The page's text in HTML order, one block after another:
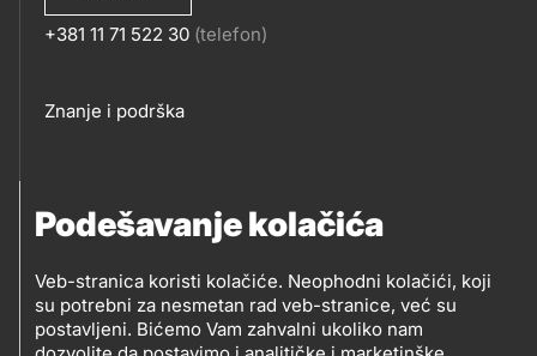
Podešavanje kolačića
Veb-stranica koristi kolačiće. Neophodni kolačići, koji
su potrebni za nesmetan rad veb-stranice, već su
postavljeni. Bićemo Vam zahvalni ukoliko nam
+381 11 71 522 30 (telefon)
Footer
Znanje i podrška
PRATITE
NAS
Petrol d.o.o. Beograd
Zmajeva 12V, 11080 Beograd (Zemun), Srbija